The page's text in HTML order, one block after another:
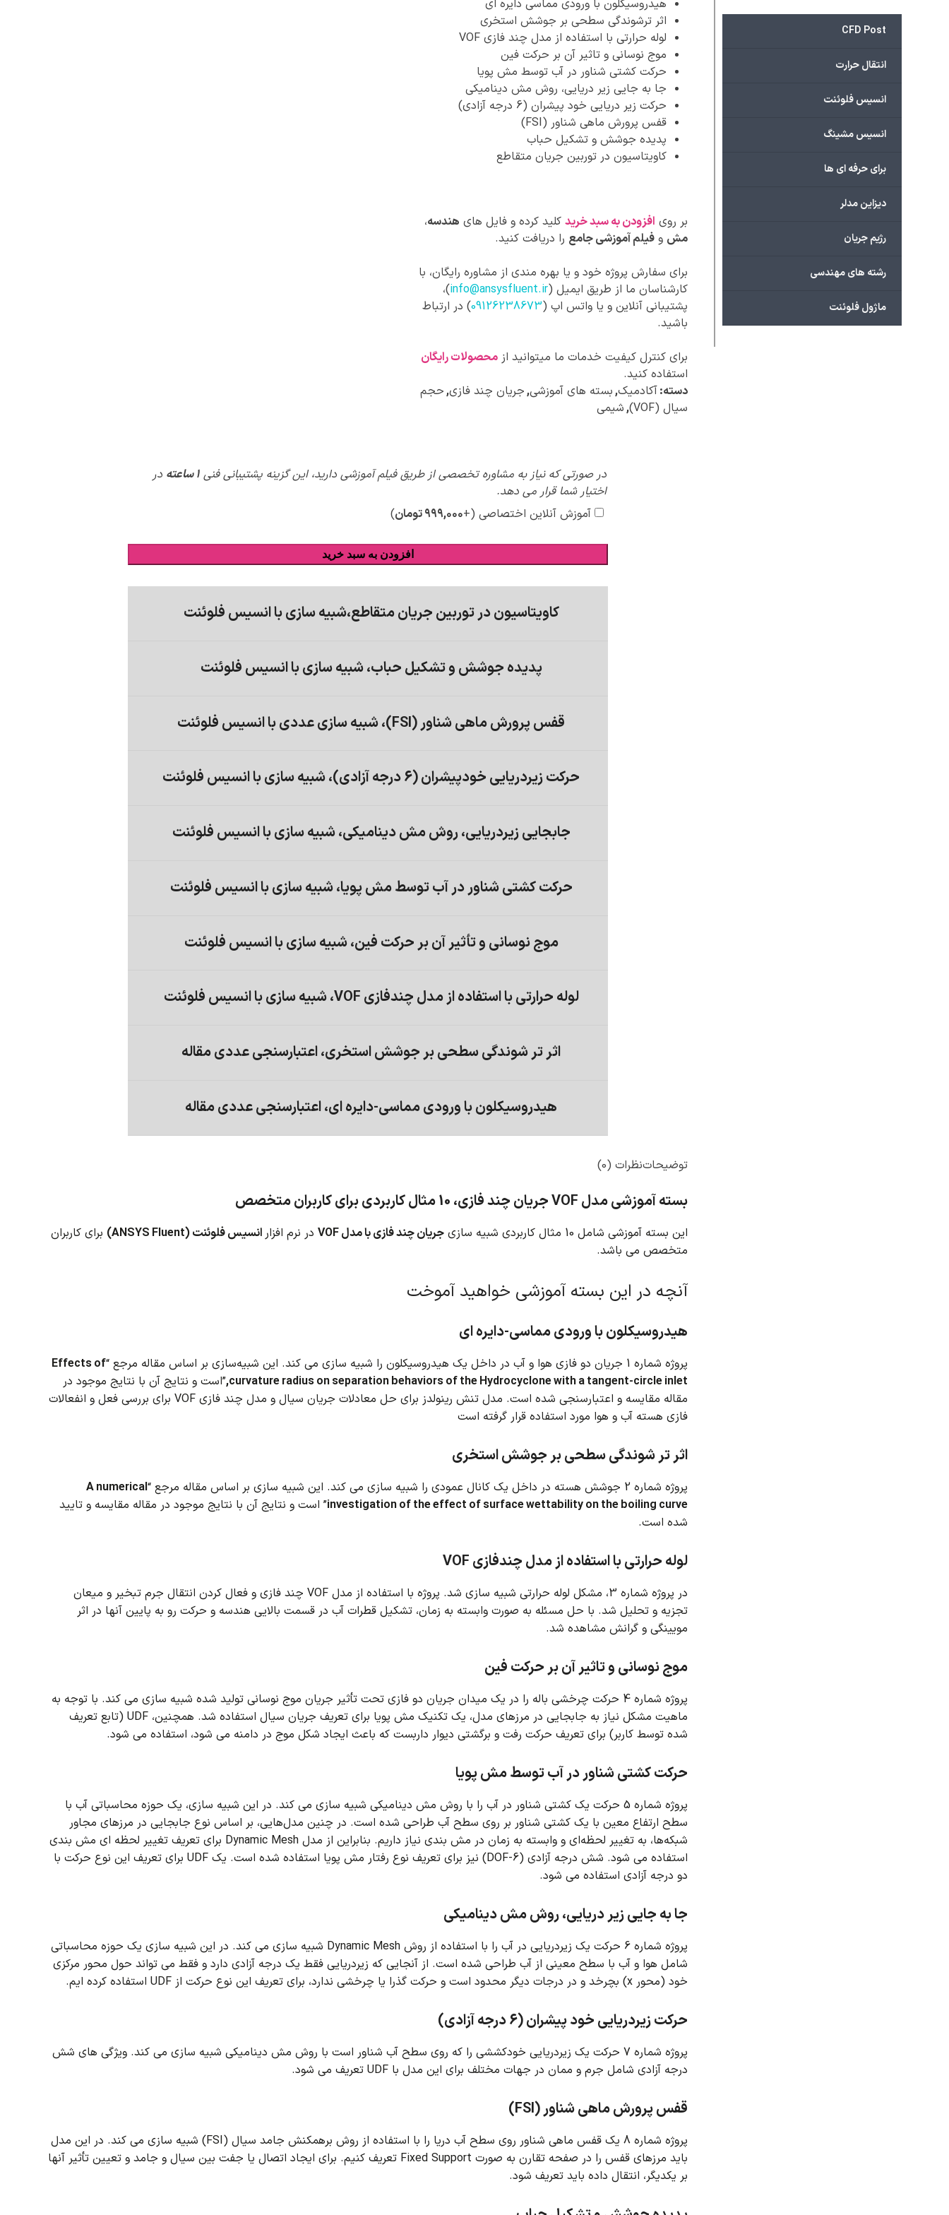
هیدروسیکلون با ورودی مماسی دایره ای
اثر ترشوندگی سطحی بر جوشش استخری
لوله حرارتی با استفاده از مدل چند فازی VOF
موج نوسانی و تاثیر آن بر حرکت فین
حرکت کشتی شناور در آب توسط مش پویا
جا به جایی زیر دریایی، روش مش دینامیکی
حرکت زیر دریایی خود پیشران (6 درجه آزادی)
قفس پرورش ماهی شناور (FSI)
پدیده جوشش و تشکیل حباب
کاویتاسیون در توربین جریان متقاطع
بر روی افزودن به سبد خریدکلید کرده و فایل های هندسه،
مش و فیلم آموزشی جامع را دریافت کنید.
برای سفارش پروژه خود و یا بهره مندی از مشاوره رایگان، با
کارشناسان ما از طریق ایمیل (info@ansysfluent.ir)،
پشتیبانی آنلاین و یا واتس اپ (09126238673) در ارتباط
باشید.
برای کنترل کیفیت خدمات ما میتوانید از محصولات رایگان
استفاده کنید.
دسته:آکادمیک,بسته های آموزشی,جریان چند فازی,حجم
سیال (VOF)
,شیمی
هیدروسیکلون با ورودی مماسی-دایره ای، اعتبارسنجی عددی مقاله
اثر تر شوندگی سطحی بر جوشش استخری، اعتبارسنجی عددی مقاله
لوله حرارتی با استفاده از مدل چندفازی VOF، شبیه سازی با انسیس فلوئنت
موج نوسانی و تأثیر آن بر حرکت فین، شبیه سازی با انسیس فلوئنت
حرکت کشتی شناور در آب توسط مش پویا، شبیه سازی با انسیس فلوئنت
جابجایی زیردریایی، روش مش دینامیکی، شبیه سازی با انسیس فلوئنت
حرکت زیردریایی خودپیشران (6 درجه آزادی)، شبیه سازی با انسیس فلوئنت
قفس پرورش ماهی شناور (FSI)، شبیه سازی عددی با انسیس فلوئنت
پدیده جوشش و تشکیل حباب، شبیه سازی با انسیس فلوئنت
کاویتاسیون در توربین جریان متقاطع،شبیه سازی با انسیس فلوئنت
پیشنهادات
ویژه
در صورتی که نیاز به مشاوره تخصصی از طریق فیلم آموزشی دارید، این گزینه پشتیبانی فنی 1 ساعته
در
اختیار شما قرار می دهد.
آموزش آنلاین اختصاصی (+۹۹۹,۰۰۰تومان)
افزودن به سبد خرید
توضیحاتنظرات (0)
بسته آموزشی مدل VOF جریان چند فازی، 10 مثال کاربردی برای کاربران متخصص
این بسته آموزشی شامل 10 مثال کاربردی شبیه سازی جریان چند فازی با مدل VOF در نرم افزار انسیس فلوئنت (ANSYS Fluent)
برای کاربران
متخصص می باشد.
آنچه در این بسته آموزشی خواهید آموخت
هیدروسیکلون با ورودی مماسی-دایره ای
پروژه شماره 1 جریان دو فازی هوا و آب در داخل یک هیدروسیکلون را شبیه سازی می کند. این شبیه‌سازی بر اساس مقاله مرجع “Effects of
curvature radius on separation behaviors of the Hydrocyclone with a tangent-circle inlet,”است و نتایج آن با نتایج موجود در
مقاله مقایسه و اعتبارسنجی شده است.
مدل تنش رینولدز برای حل معادلات جریان سیال و مدل چند فازی VOF برای بررسی فعل و انفعالات
فازی هسته آب و هوا مورد استفاده قرار گرفته است
اثر تر شوندگی سطحی بر جوشش استخری
پروژه شماره 2 جوشش هسته در داخل یک کانال عمودی را شبیه سازی می کند. این شبیه سازی بر اساس مقاله مرجع “A numerical
investigation of the effect of surface wettability on the boiling curve” است و نتایج آن با نتایج موجود در مقاله مقایسه و تایید
شده است.
لوله حرارتی با استفاده از مدل چندفازی VOF
در پروژه شماره 3، مشکل لوله حرارتی شبیه سازی شد.
پروژه با استفاده از مدل VOF چند فازی و فعال کردن انتقال جرم تبخیر و میعان
تجزیه و تحلیل شد. با حل مسئله به صورت وابسته به زمان، تشکیل قطرات آب در قسمت بالایی هندسه و حرکت رو به پایین آنها در اثر
مویینگی و گرانش مشاهده شد.
موج نوسانی و تاثیر آن بر حرکت فین
پروژه شماره 4 حرکت چرخشی باله را در یک میدان جریان دو فازی تحت تأثیر جریان موج نوسانی تولید شده شبیه سازی می کند.
با توجه به
ماهیت مشکل نیاز به جابجایی در مرزهای مدل، یک تکنیک مش پویا برای تعریف جریان سیال استفاده شد.
همچنین، UDF (تابع تعریف
شده توسط کاربر) برای تعریف حرکت رفت و برگشتی دیوار داربست که باعث ایجاد شکل موج در دامنه می شود، استفاده می شود.
حرکت کشتی شناور در آب توسط مش پویا
پروژه شماره 5 حرکت یک کشتی شناور در آب را با روش مش دینامیکی شبیه سازی می کند.
در این شبیه سازی، یک حوزه محاسباتی آب با
سطح ارتفاع معین با یک کشتی شناور بر روی سطح آب طراحی شده است. در چنین مدل‌هایی، بر اساس نوع جابجایی در مرزهای مجاور
شبکه‌ها، به تغییر لحظه‌ای و وابسته به زمان در مش بندی نیاز داریم.
بنابراین از مدل Dynamic Mesh برای تعریف تغییر لحظه ای مش بندی
استفاده می شود. شش درجه آزادی (6-DOF) نیز برای تعریف نوع رفتار مش پویا استفاده شده است.
یک UDF برای تعریف این نوع حرکت با
دو درجه آزادی استفاده می شود.
جا به جایی زیر دریایی، روش مش دینامیکی
پروژه شماره 6 حرکت یک زیردریایی در آب را با استفاده از روش Dynamic Mesh شبیه سازی می کند.
در این شبیه سازی یک حوزه محاسباتی
شامل هوا و آب با سطح معینی از آب طراحی شده است. از آنجایی که زیردریایی فقط یک درجه آزادی دارد و فقط می تواند حول محور مرکزی
خود (محور x) بچرخد و در درجات دیگر محدود است و حرکت گذرا یا چرخشی ندارد، برای تعریف این نوع حرکت از UDF استفاده کرده ایم.
حرکت زیردریایی خود پیشران (6 درجه آزادی)
پروژه شماره 7 حرکت یک زیردریایی خودکششی را که روی سطح آب شناور است با روش مش دینامیکی شبیه سازی می کند.
ویژگی های شش
درجه آزادی شامل جرم و ممان در جهات مختلف برای این مدل با UDF تعریف می شود.
قفس پرورش ماهی شناور (FSI)
پروژه شماره 8 یک قفس ماهی شناور روی سطح آب دریا را با استفاده از روش برهمکنش جامد سیال (FSI) شبیه سازی می کند.
در این مدل
باید مرزهای قفس را در صفحه تقارن به صورت Fixed Support تعریف کنیم.
برای ایجاد اتصال یا جفت بین سیال و جامد و تعیین تأثیر آنها
بر یکدیگر، انتقال داده باید تعریف شود.
CFD Post
انتقال حرارت
انسیس فلوئنت
انسیس مشینگ
برای حرفه ای ها
دیزاین مدلر
رژیم جریان
رشته های مهندسی
ماژول فلوئنت